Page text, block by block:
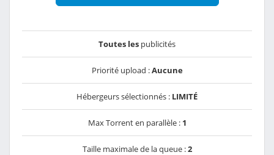
Toutes les publicités
Priorité upload :Aucune
Hébergeurs sélectionnés : LIMITÉ
Max Torrent en parallèle : 1
Taille maximale de la queue :2